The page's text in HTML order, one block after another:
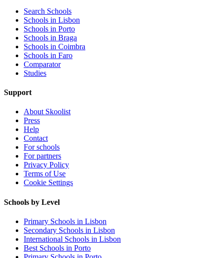
Search Schools
Schools in Lisbon
Schools in Porto
Schools in Braga
Schools in Coimbra
Schools in Faro
Comparator
Studies
Support
About Skoolist
Press
Help
Contact
For schools
For partners
Privacy Policy
Terms of Use
Cookie Settings
Schools by Level
Primary Schools in Lisbon
Secondary Schools in Lisbon
International Schools in Lisbon
Best Schools in Porto